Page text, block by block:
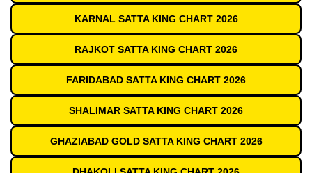
KARNAL SATTA KING CHART 2026
RAJKOT SATTA KING CHART 2026
FARIDABAD SATTA KING CHART 2026
SHALIMAR SATTA KING CHART 2026
GHAZIABAD GOLD SATTA KING CHART 2026